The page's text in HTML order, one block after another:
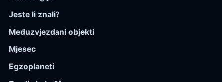
Jeste li znali?
Međuzvjezdani objekti
Mjesec
Egzoplaneti